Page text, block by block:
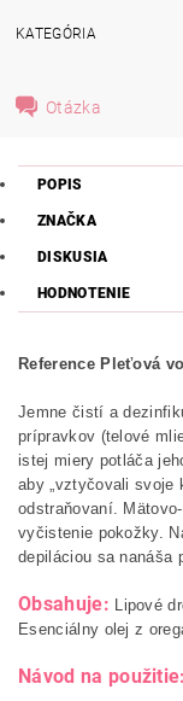
KATEGÓRIA
Otázka
POPIS
ZNAČKA
DISKUSIA
HODNOTENIE
Reference Pleťová
Jemne čistí a
prípravkov (telové
istej miery potláča
aby „vztyčovali svoje
odstraňovaní.
vyčistenie pokožky.
depiláciou sa nanáša
Obsahuje: Lipové
Esenciálny olej z
Návod na použitie: